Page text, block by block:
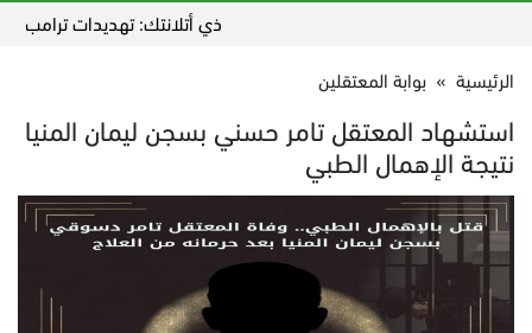
ذي أتلانتك: تهديدات ترامب
الرئيسية » بوابة المعتقلين
استشهاد المعتقل تامر حسني بسجن ليمان المنيا
نتيجة الإهمال الطبي